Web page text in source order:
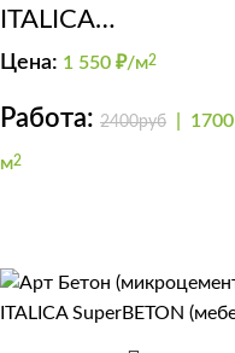
ITALICA
SuperCEMENTO
Цена: 1 550 ₽/м2
Работа: 2400руб
м2